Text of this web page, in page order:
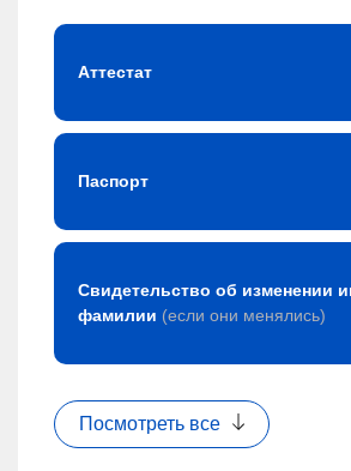
Аттестат
Паспорт
Свидетельство об изменении
фамилии (если они менялись)
Посмотреть все